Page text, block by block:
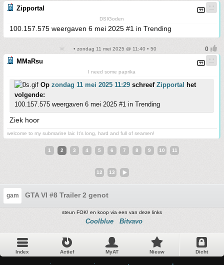
Zipportal
DSIGoden
100.157.575 weergaven 6 mei 2025 #1 in Trending
• zondag 11 mei 2025 @ 11:40 • 50
MMaRsu
I need some paprika
Op zondag 11 mei 2025 11:29 schreef Zipportal het
volgende:
100.157.575 weergaven 6 mei 2025 #1 in Trending
Ziek hoor
welcome to my submarine lair. It's long, hard and full of seamen!
1 2 3 4 5 6 7 8 9 10 11
12 13
gam GTA VI #8 Trailer 2 genot
steun FOK! en koop via een van deze links
Coolblue Bitvavo
Index Actief MyAT Nieuw Dicht